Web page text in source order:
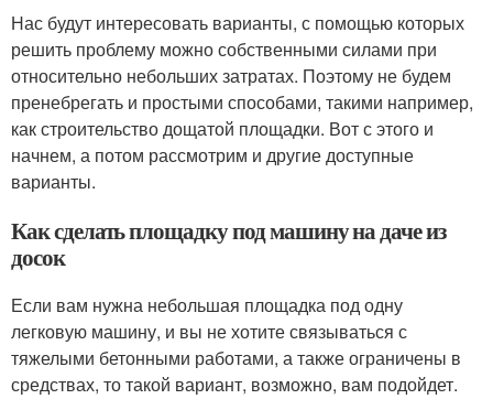
Нас будут интересовать варианты, с помощью которых
решить проблему можно собственными силами при
относительно небольших затратах. Поэтому не будем
пренебрегать и простыми способами, такими например,
как строительство дощатой площадки. Вот с этого и
начнем, а потом рассмотрим и другие доступные
варианты.
Как сделать площадку под машину на даче из
досок
Если вам нужна небольшая площадка под одну
легковую машину, и вы не хотите связываться с
тяжелыми бетонными работами, а также ограничены в
средствах, то такой вариант, возможно, вам подойдет.